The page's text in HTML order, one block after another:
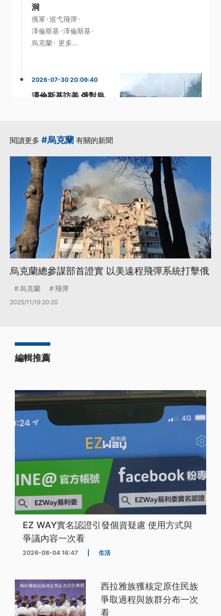
洞
俄軍 ·巡弋飛彈·
澤倫斯基 ·澤倫斯基 ·
烏克蘭· 更多...
2026-07-30 20:09:40
澤倫斯基訪美 俄對烏
閱讀更多 #烏克蘭 有關的新聞
烏克蘭總參謀部首證實 以美遠程飛彈系統打擊俄
烏克蘭 飛彈
2025/11/19 20:20
編輯推薦
EZ WAY實名認證引發個資疑慮 使用方式與
爭議內容一次看
2026-08-04 16:47 生活
西拉雅族獲核定原住民族
爭取過程與族群分布一次
看